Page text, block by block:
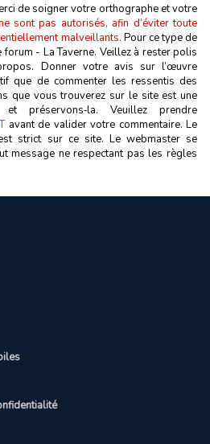
de soigner votre orthographe et votre
sont pas autorisés, afin d’éviter toute
malveillants. Pour ce type de
- La Taverne. Veillez à rester polis
Donner votre avis sur l’œuvre
que de commenter les ressentis des
que vous trouverez sur le site est une
et préservons‑la. Veuillez prendre
avant de valider votre commentaire. Le
strict sur ce site. Le webmaster se
message ne respectant pas les règles